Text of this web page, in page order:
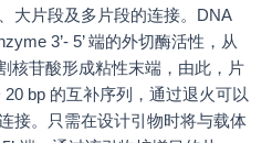
大片段及多片段的连接。DNA
3’- 5’ 端的外切酶活性，从
核苷酸形成粘性末端，由此，片
bp 的互补序列，通过退火可以
接。只需在设计引物时将与载体